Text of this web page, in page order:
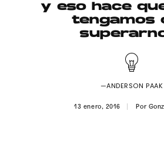
Contacto
Aviso Legal
© 2015-2022 UMOMAG. PROPIEDAD DE
y eso hace
tengamos
—ANDERSON PAAK
13 enero, 2016 Por